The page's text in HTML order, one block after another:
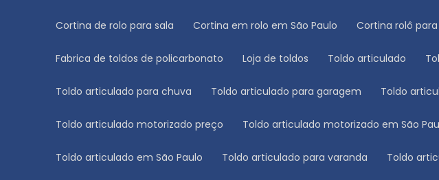
Cortina de rolo para sala Cortina em rolo em São Paulo Cortina rolô
Fabrica de toldos de policarbonato Loja de toldos Toldo articulado
Toldo articulado para chuva Toldo articulado para garagem Toldo
Toldo articulado motorizado preço Toldo articulado motorizado em São
Toldo articulado em São Paulo Toldo articulado para varanda Toldo